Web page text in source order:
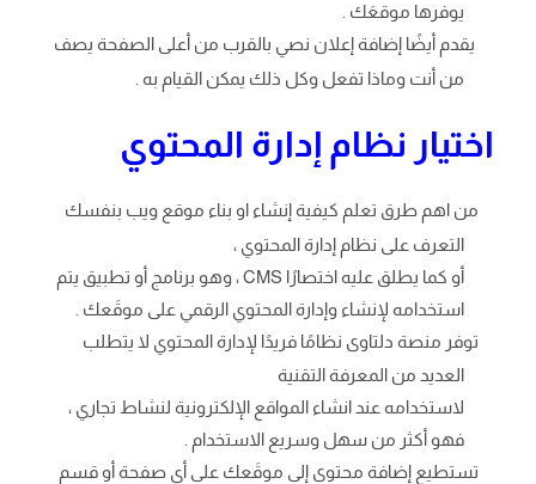
يوفرها موقعَك .
يقدم أيضًا إضافة إعلان نصي بالقرب من أعلى الصفحة يصف
من أنت وماذا تفعل وكل ذلك يمكن القيام به .
اختيار نظام إدارة المحتوي
من اهم طرق تعلم كيفية إنشاء او بناء موقع ويب بنفسك
التعرف على نظام إدارة المحتوي ،
أو كما يطلق عليه اختصارًا CMS ، وهو برنامج أو تطبيق يتم
استخدامه لإنشاء وإدارة المحتوي الرقمي على موقَعك .
توفر منصة دلتاوى نظامًا فريدًا لإدارة المحتوي لا يتطلب
العديد من المعرفة التقنية
لاستخدامه عند انشاء المواقع الإلكترونية لنشاط تجاري ،
فهو أكثر من سهل وسريع الاستخدام .
تستطيع إضافة محتوى إلى موقَعك على أي صفحة أو قسم